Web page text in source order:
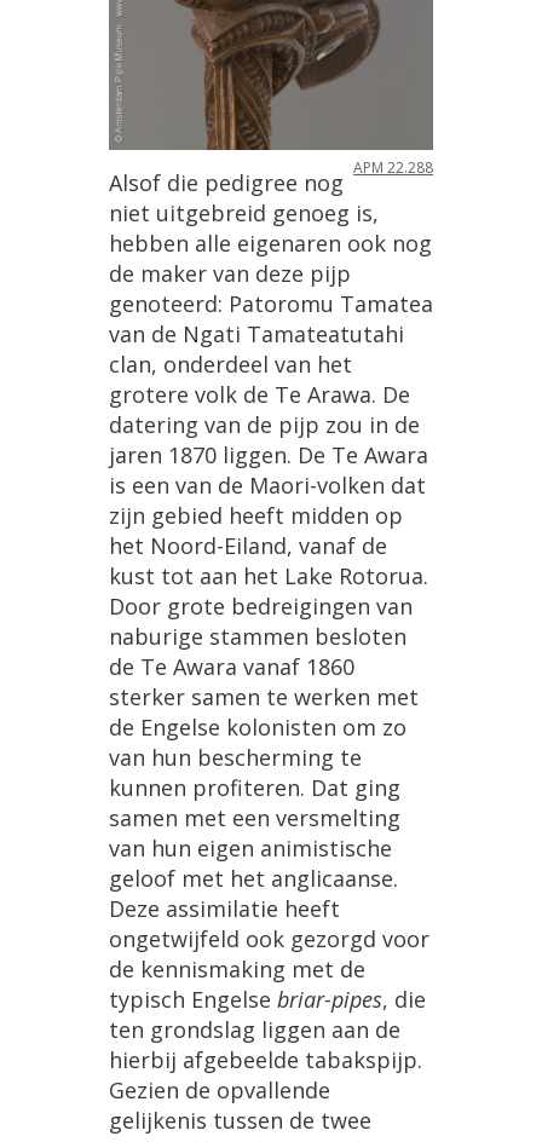
APM 22.288
Alsof die pedigree nog
niet uitgebreid genoeg is,
hebben alle eigenaren ook nog
de maker van deze pijp
genoteerd: Patoromu Tamatea
van de Ngati Tamateatutahi
clan, onderdeel van het
grotere volk de Te Arawa. De
datering van de pijp zou in de
jaren 1870 liggen. De Te Awara
is een van de Maori-volken dat
zijn gebied heeft midden op
het Noord-Eiland, vanaf de
kust tot aan het Lake Rotorua.
Door grote bedreigingen van
naburige stammen besloten
de Te Awara vanaf 1860
sterker samen te werken met
de Engelse kolonisten om zo
van hun bescherming te
kunnen profiteren. Dat ging
samen met een versmelting
van hun eigen animistische
geloof met het anglicaanse.
Deze assimilatie heeft
ongetwijfeld ook gezorgd voor
de kennismaking met de
typisch Engelse briar-pipes, die
ten grondslag liggen aan de
hierbij afgebeelde tabakspijp.
Gezien de opvallende
gelijkenis tussen de twee